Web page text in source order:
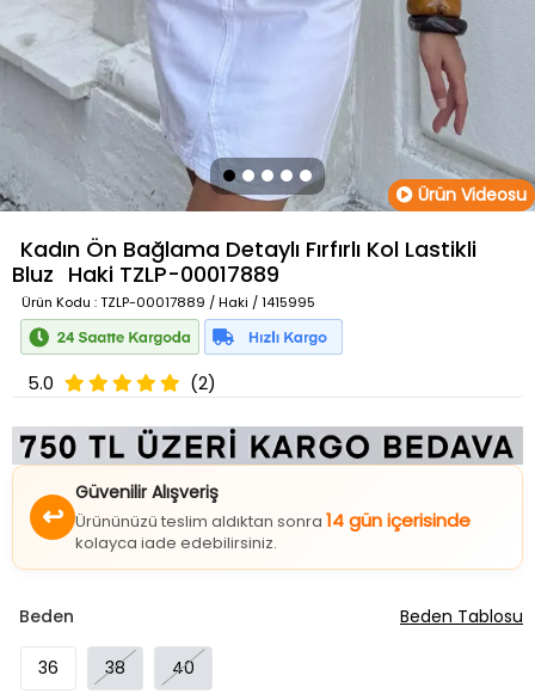
Ürün Videosu
Kadın Ön Bağlama Detaylı Fırfırlı Kol Lastikli
Bluz Haki TZLP-00017889
Ürün Kodu : TZLP-00017889 / Haki / 1415995
5.0 (2)
↩
Güvenilir Alışveriş
Ürününüzü teslim aldıktan sonra 14 gün içerisinde
kolayca iade edebilirsiniz.
Beden
36 38 40
Beden Tablosu